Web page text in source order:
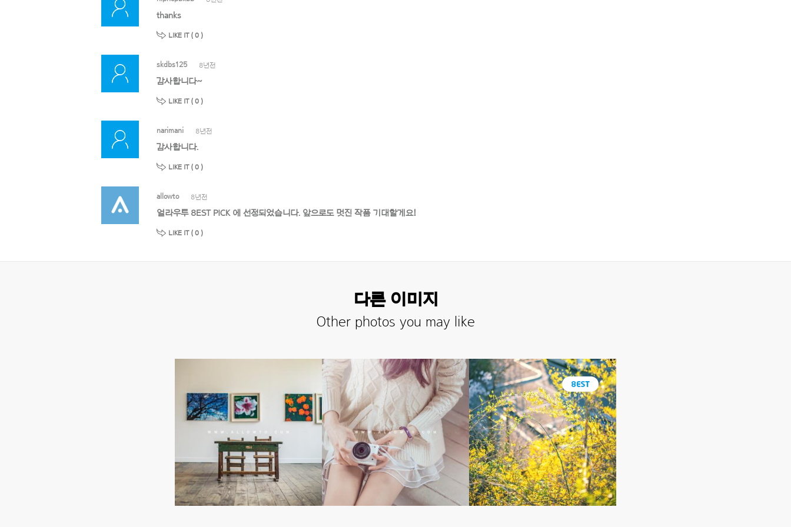
thanks
LIKE IT ( 0 )
skdbs125 8년전
감사합니다~
LIKE IT ( 0 )
narimani 8년전
감사합니다.
LIKE IT ( 0 )
allowto 8년전
얼라우투 8EST PICK 에 선정되었습니다. 앞으로도 멋진 작품 기대할게요!
LIKE IT ( 0 )
다른 이미지
Other photos you may like